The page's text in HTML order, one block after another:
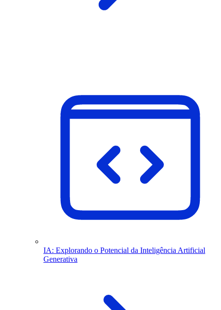
IA: Explorando o Potencial da Inteligência Artificial
Generativa